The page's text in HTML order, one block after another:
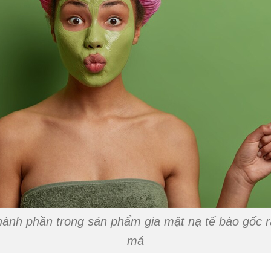
phần trong sản phẩm gia mặt nạ tế bào gốc
má